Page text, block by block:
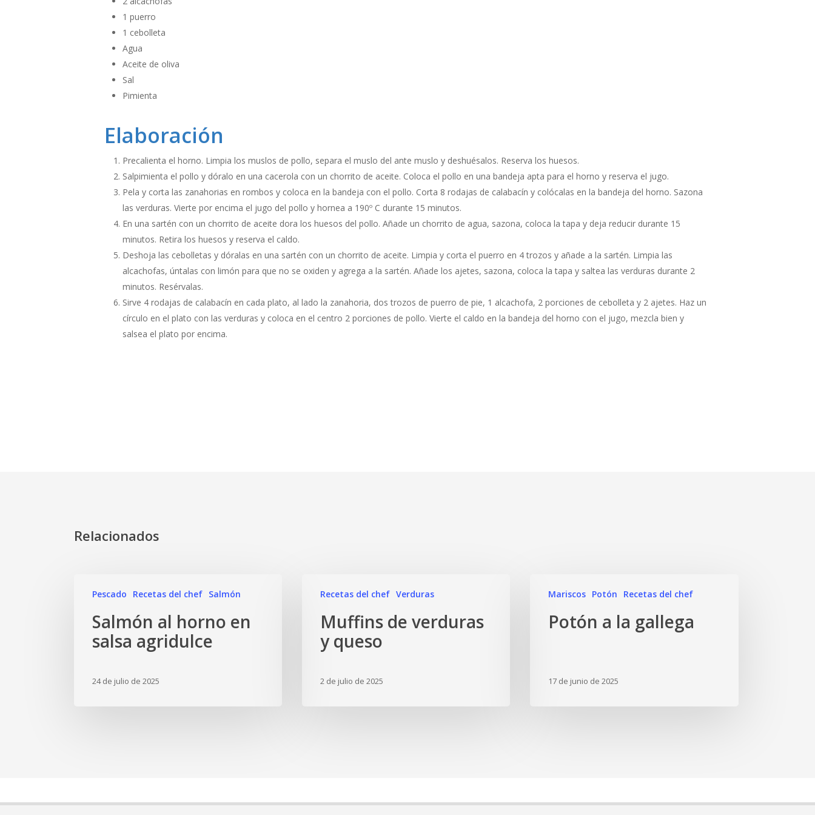
1 puerro
1 cebolleta
Agua
Aceite de oliva
Sal
Pimienta
Elaboración
Precalienta el horno. Limpia los muslos de pollo, separa el muslo del ante muslo y deshuésalos. Reserva los huesos.
Salpimienta el pollo y dóralo en una cacerola con un chorrito de aceite. Coloca el pollo en una bandeja apta para el horno y reserva el jugo.
Pela y corta las zanahorias en rombos y coloca en la bandeja con el pollo. Corta 8 rodajas de calabacín y colócalas en la bandeja del horno. Sazona
las verduras. Vierte por encima el jugo del pollo y hornea a 190º C durante 15 minutos.
En una sartén con un chorrito de aceite dora los huesos del pollo. Añade un chorrito de agua, sazona, coloca la tapa y deja reducir durante 15
minutos. Retira los huesos y reserva el caldo.
Deshoja las cebolletas y dóralas en una sartén con un chorrito de aceite. Limpia y corta el puerro en 4 trozos y añade a la sartén. Limpia las
alcachofas, úntalas con limón para que no se oxiden y agrega a la sartén. Añade los ajetes, sazona, coloca la tapa y saltea las verduras durante 2
minutos. Resérvalas.
Sirve 4 rodajas de calabacín en cada plato, al lado la zanahoria, dos trozos de puerro de pie, 1 alcachofa, 2 porciones de cebolleta y 2 ajetes. Haz un
círculo en el plato con las verduras y coloca en el centro 2 porciones de pollo. Vierte el caldo en la bandeja del horno con el jugo, mezcla bien y
salsea el plato por encima.
Relacionados
Pescado Recetas del chef Salmón
Salmón al horno en
salsa agridulce
24 de julio de 2025
Recetas del chef Verduras
Muffins de verduras
y queso
2 de julio de 2025
Mariscos Potón Recetas del chef
Potón a la gallega
17 de junio de 2025